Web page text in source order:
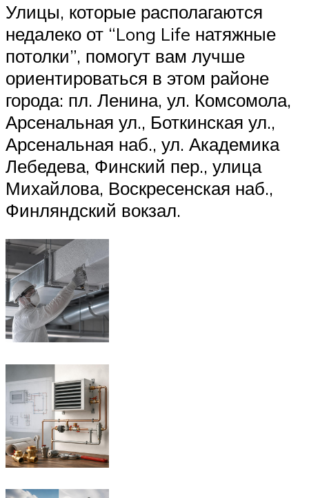
Улицы, которые располагаются
недалеко от “Long Life натяжные
потолки”, помогут вам лучше
ориентироваться в этом районе
города: пл. Ленина, ул. Комсомола,
Арсенальная ул., Боткинская ул.,
Арсенальная наб., ул. Академика
Лебедева, Финский пер., улица
Михайлова, Воскресенская наб.,
Финляндский вокзал.